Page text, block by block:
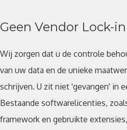
Geen Vendor Lock-in
Wij zorgen dat u de controle
van uw data en de unieke
schrijven. U zit niet 'gevangen' in
Bestaande softwarelicenties,
framework en gebruikte